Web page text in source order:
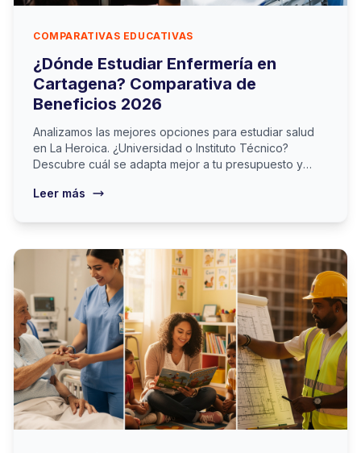
COMPARATIVAS EDUCATIVAS
¿Dónde Estudiar Enfermería en
Cartagena? Comparativa de
Beneficios 2026
Analizamos las mejores opciones para estudiar salud
en La Heroica. ¿Universidad o Instituto Técnico?
Descubre cuál se adapta mejor a tu presupuesto y
Leer más